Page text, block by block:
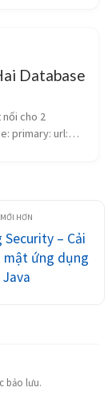
Database
nối cho 2
primary: url:
Security – Cải
mật ứng dụng
Java
bảo lưu.